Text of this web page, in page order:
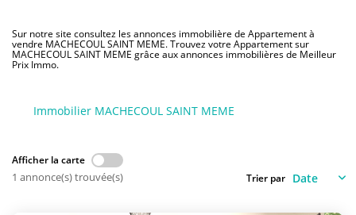
FONDS DE COMMERCE
Sur notre site consultez les annonces immobilière de Appartement à
vendre MACHECOUL SAINT MEME. Trouvez votre Appartement sur
MACHECOUL SAINT MEME grâce aux annonces immobilières de Meilleur
Prix Immo.
Immobilier MACHECOUL SAINT MEME
Afficher la carte
1 annonce(s) trouvée(s) Trier par